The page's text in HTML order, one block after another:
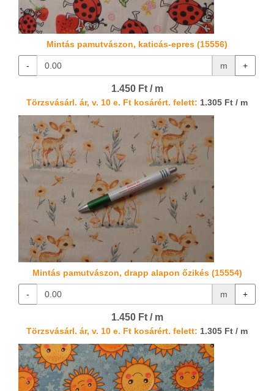
Mintás pamutvászon, katicás-epres (15556)
- m +
1.450 Ft / m
Törzsvásárl. ár, v. 10 e. Ft kosárért. felett: 1.305 Ft / m
Mintás pamutvászon, drapp alapon őzikés (15554)
- m +
1.450 Ft / m
Törzsvásárl. ár, v. 10 e. Ft kosárért. felett: 1.305 Ft / m